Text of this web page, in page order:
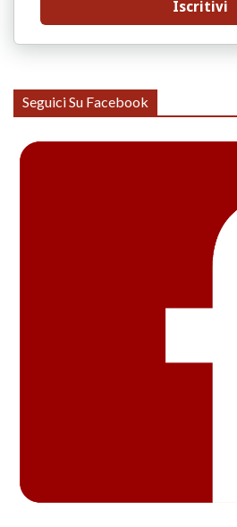
Iscritivi
Seguici Su Facebook